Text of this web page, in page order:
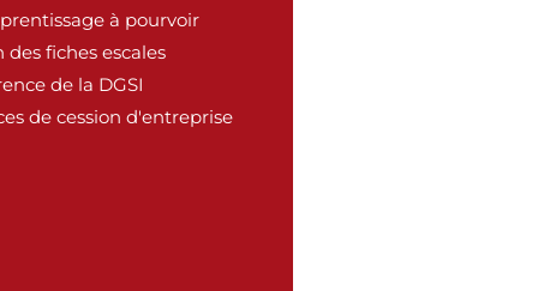
à pourvoir
fiches escales
de la DGSI
de cession d'entreprise